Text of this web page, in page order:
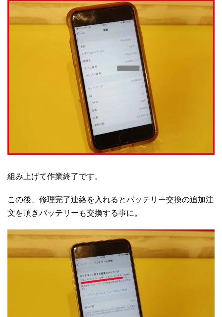
組み上げて作業終了です。
この後、修理完了連絡を入れるとバッテリー交換の追加注
文を頂きバッテリーも交換する事に。